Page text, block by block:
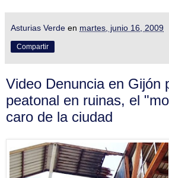
Asturias Verde en martes, junio 16, 2009
Compartir
Video Denuncia en Gijón
peatonal en ruinas, el
caro de la ciudad